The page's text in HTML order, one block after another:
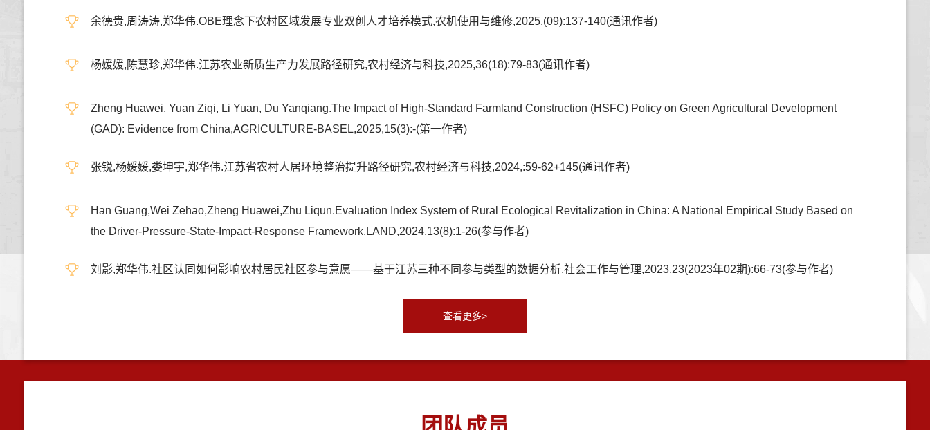
余德贵,周涛涛,郑华伟.OBE理念下农村区域发展专业双创人才培养模式,农机使用与维修,2025,(09):137-140(通讯作者)
杨媛媛,陈慧珍,郑华伟.江苏农业新质生产力发展路径研究,农村经济与科技,2025,36(18):79-83(通讯作者)
Zheng Huawei, Yuan Ziqi, Li Yuan, Du Yanqiang.The Impact of High-Standard Farmland Construction (HSFC) Policy on Green Agricultural Development
(GAD): Evidence from China,AGRICULTURE-BASEL,2025,15(3):-(第一作者)
张锐,杨媛媛,娄坤宇,郑华伟.江苏省农村人居环境整治提升路径研究,农村经济与科技,2024,:59-62+145(通讯作者)
Han Guang,Wei Zehao,Zheng Huawei,Zhu Liqun.Evaluation Index System of Rural Ecological Revitalization in China: A National Empirical Study Based on
the Driver-Pressure-State-Impact-Response Framework,LAND,2024,13(8):1-26(参与作者)
刘影,郑华伟.社区认同如何影响农村居民社区参与意愿——基于江苏三种不同参与类型的数据分析,社会工作与管理,2023,23(2023年02期):66-73(参与作者)
查看更多>